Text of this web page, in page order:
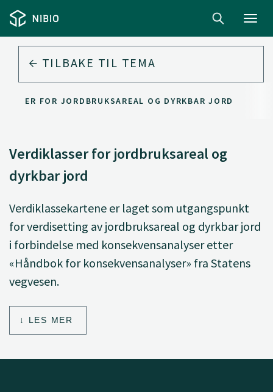
TILBAKE TIL TEMA
FOR JORDBRUKSAREAL OG DYRKBAR JORD
Verdiklasser for jordbruksareal og
dyrkbar jord
Verdiklassekartene er laget som utgangspunkt
for verdisetting av jordbruksareal og dyrkbar jord
i forbindelse med konsekvensanalyser etter
«Håndbok for konsekvensanalyser» fra Statens
vegvesen.
LES MER